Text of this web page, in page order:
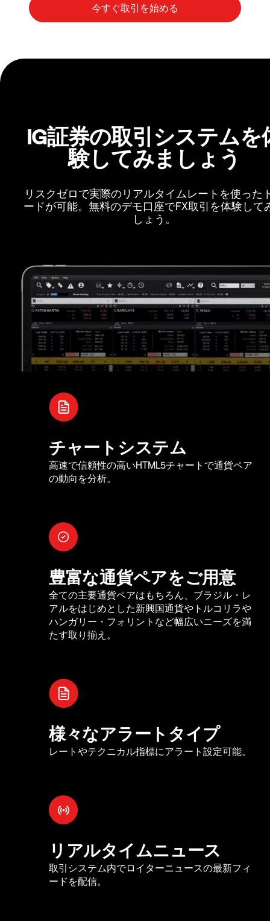
IG証券の取引システムを
験してみましょう
リスクゼロで実際のリアルタイムレートを使った
ードが可能。無料のデモ口座でFX取引を体験して
しょう。
チャートシステム
高速で信頼性の高いHTML5チャートで通貨ペア
の動向を分析。
豊富な通貨ペアをご用意
全ての主要通貨ペアはもちろん、ブラジル・レ
アルをはじめとした新興国通貨やトルコリラや
ハンガリー・フォリントなど幅広いニーズを満
たす取り揃え。
様々なアラートタイプ
レートやテクニカル指標にアラート設定可能。
リアルタイムニュース
取引システム内でロイターニュースの最新フィ
ードを配信。